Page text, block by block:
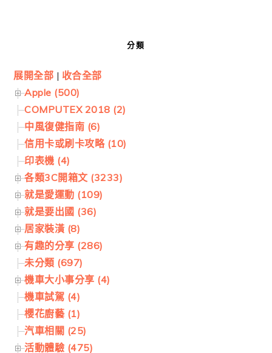
分類
展開全部 | 收合全部
Apple (500)
COMPUTEX 2018 (2)
中風復健指南 (6)
信用卡或刷卡攻略 (10)
印表機 (4)
各類3C開箱文 (3233)
就是愛運動 (109)
就是要出國 (36)
居家裝潢 (8)
有趣的分享 (286)
未分類 (697)
機車大小事分享 (4)
機車試駕 (4)
櫻花廚藝 (1)
汽車相關 (25)
活動體驗 (475)